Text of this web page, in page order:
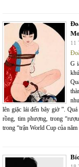
11
G
lên giặc lái đến bây giờ ”.
rồng, tim phượng, trong
trong “trận World Cup của năm